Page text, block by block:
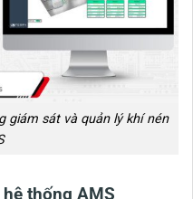
giám sát và quản lý khí nén
thống AMS